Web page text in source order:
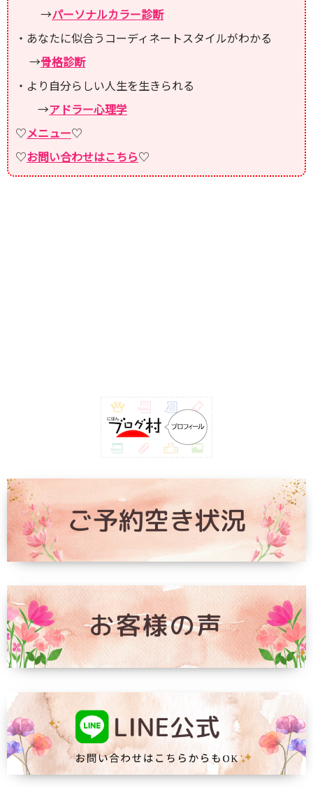
→パーソナルカラー診断
・あなたに似合うコーディネートスタイルがわかる
→骨格診断
・より自分らしい人生を生きられる
→アドラー心理学
♡メニュー♡
♡お問い合わせはこちら♡